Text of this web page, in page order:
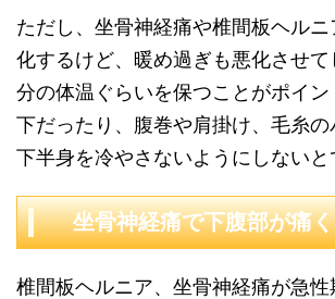
ただし、坐骨神経痛や椎間板ヘル
化するけど、暖め過ぎも悪化させて
分の体温ぐらいを保つことがポイ
下だったり、腹巻や肩掛け、毛糸
下半身を冷やさないようにしないと
坐骨神経痛で下腹部が痛
椎間板ヘルニア、坐骨神経痛が急